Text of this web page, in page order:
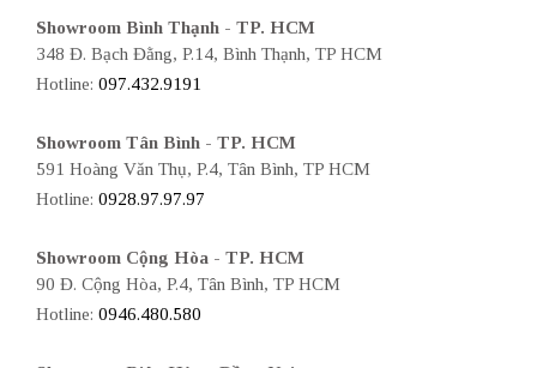
Showroom Bình Thạnh - TP. HCM
348 Đ. Bạch Đằng, P.14, Bình Thạnh, TP HCM
Hotline: 097.432.9191
Showroom Tân Bình - TP. HCM
591 Hoàng Văn Thụ, P.4, Tân Bình, TP HCM
Hotline: 0928.97.97.97
Showroom Cộng Hòa - TP. HCM
90 Đ. Cộng Hòa, P.4, Tân Bình, TP HCM
Hotline: 0946.480.580